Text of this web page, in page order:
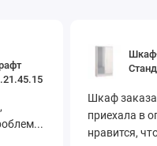
или без него станут не
но и стильным
шкафов
Шкаф
приехала в
нравится,